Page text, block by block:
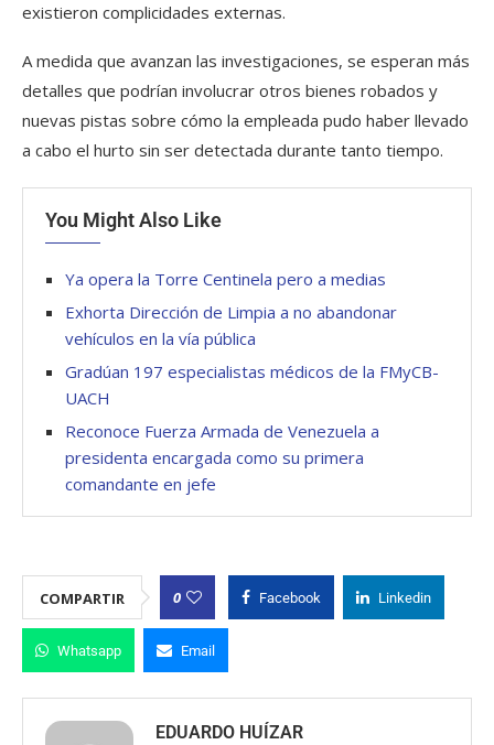
existieron complicidades externas.
A medida que avanzan las investigaciones, se esperan más
detalles que podrían involucrar otros bienes robados y
nuevas pistas sobre cómo la empleada pudo haber llevado
a cabo el hurto sin ser detectada durante tanto tiempo.
You Might Also Like
Ya opera la Torre Centinela pero a medias
Exhorta Dirección de Limpia a no abandonar
vehículos en la vía pública
Gradúan 197 especialistas médicos de la FMyCB-
UACH
Reconoce Fuerza Armada de Venezuela a
presidenta encargada como su primera
comandante en jefe
COMPARTIR 0 Facebook Linkedin
Whatsapp Email
EDUARDO HUÍZAR